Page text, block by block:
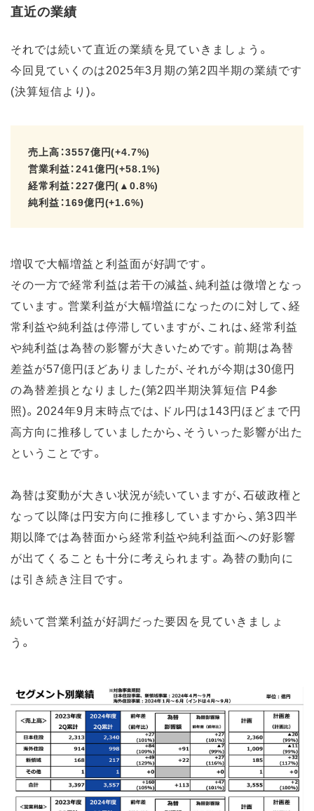
直近の業績
それでは続いて直近の業績を見ていきましょう。
今回見ていくのは2025年3月期の第2四半期の業績です
(決算短信より)。
売上高：3557億円(+4.7%)
営業利益：241億円(+58.1%)
経常利益：227億円(▲0.8%)
純利益：169億円(+1.6%)
増収で大幅増益と利益面が好調です。
その一方で経常利益は若干の減益、純利益は微増となっ
ています。営業利益が大幅増益になったのに対して、経
常利益や純利益は停滞していますが、これは、経常利益
や純利益は為替の影響が大きいためです。前期は為替
差益が57億円ほどありましたが、それが今期は30億円
の為替差損となりました(第2四半期決算短信 P4参
照)。2024年9月末時点では、ドル円は143円ほどまで円
高方向に推移していましたから、そういった影響が出た
ということです。
為替は変動が大きい状況が続いていますが、石破政権と
なって以降は円安方向に推移していますから、第3四半
期以降では為替面から経常利益や純利益面への好影響
が出てくることも十分に考えられます。為替の動向に
は引き続き注目です。
続いて営業利益が好調だった要因を見ていきましょ
う。